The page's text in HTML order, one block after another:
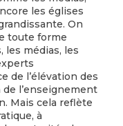
les églises
On
toute forme
les médias, les
de l’élévation des
l’enseignement
Mais cela reflète
à